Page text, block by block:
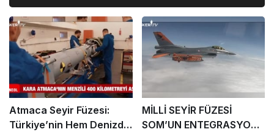
Atmaca Seyir Füzesi:
Türkiye’nin Hem Denizde
MİLLİ SEYİR FÜZESİ
SOM’UN ENTEGRASYONU